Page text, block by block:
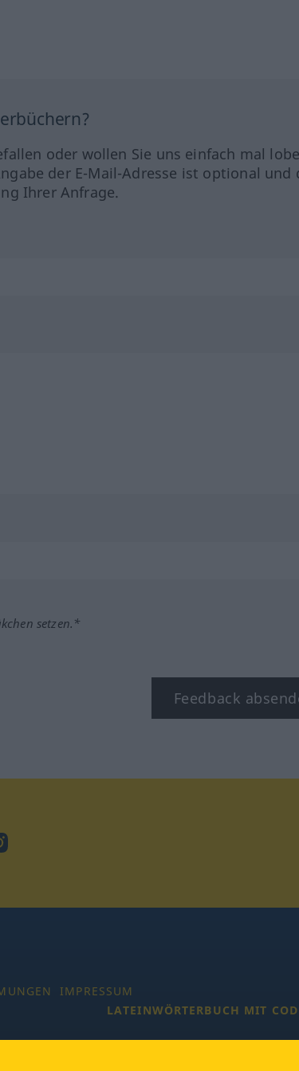
oder wollen Sie uns einfach mal
der E-Mail-Adresse ist optional und
Ihrer Anfrage.
setzen.*
Feedback
IMPRESSUM
LATEINWÖRTERBUCH MIT